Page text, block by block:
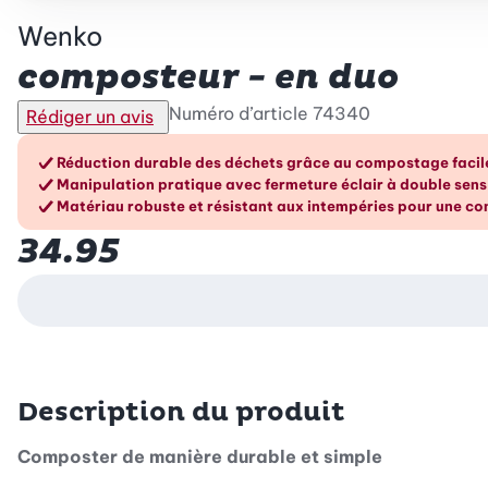
Wenko
composteur - en duo
Rédiger un avis Numéro d’article 74340
Les avantages en un
Réduction durable des déchets grâce au compostage
Manipulation pratique avec fermeture éclair à double sens
Matériau robuste et résistant aux intempéries pour une
34.95
Description du produit
Composter de manière durable et simple